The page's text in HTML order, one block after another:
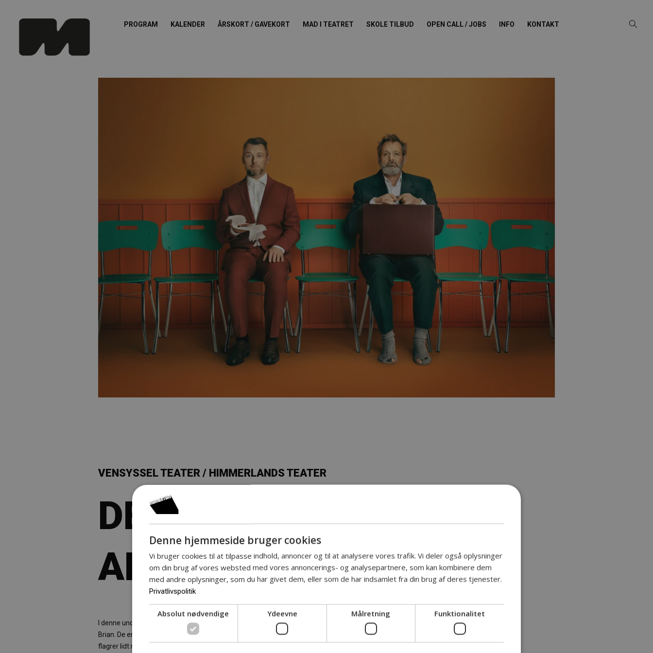
PROGRAM KALENDER ÅRSKORT / GAVEKORT MAD I TEATRET SKOLE TILBUD OPEN CALL / JOBS INFO KONTAKT
VENSYSSEL TEATER / HIMMERLANDS TEATER
DEN ENE OG DEN
ANDEN
I denne underfundige hverdagskomedie møder vi to helt almindelige mennesker, Johannes og
Brian. De er fra hvert sit samfundslag. Den ene har hårdt styr på tilværelsen, mens den anden
flagrer lidt rundt på må og få. Ved en skæbnens tilsnigelse befinder de sig samtidig i et ikke
Denne hjemmeside bruger cookies
Vi bruger cookies til at tilpasse indhold, annoncer og til at analysere vores trafik. Vi deler også oplysninger
om din brug af vores websted med vores annoncerings- og analysepartnere, som kan kombinere dem
med andre oplysninger, som du har givet dem, eller som de har indsamlet fra din brug af deres tjenester.
Privatlivspolitik
Absolut nødvendige Ydeevne Målretning Funktionalitet